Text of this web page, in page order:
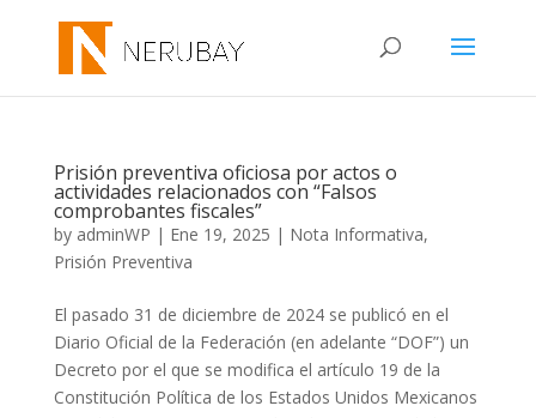
Prisión preventiva oficiosa por actos o
actividades relacionados con “Falsos
comprobantes fiscales”
by adminWP | Ene 19, 2025 | Nota Informativa,
Prisión Preventiva
El pasado 31 de diciembre de 2024 se publicó en el
Diario Oficial de la Federación (en adelante “DOF”) un
Decreto por el que se modifica el artículo 19 de la
Constitución Política de los Estados Unidos Mexicanos